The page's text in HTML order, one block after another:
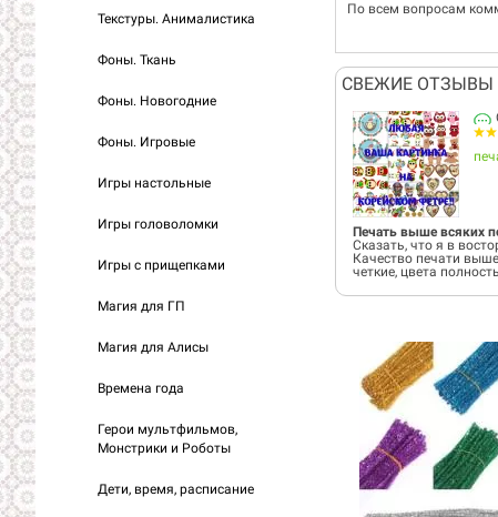
Текстуры. Анималистика
Фоны. Ткань
Фоны. Новогодние
Фоны. Игровые
Игры настольные
Игры головоломки
Игры с прищепками
Магия для ГП
Магия для Алисы
Времена года
Герои мультфильмов,
Монстрики и Роботы
Дети, время, расписание
По всем вопросам
СВЕЖИЕ ОТЗЫВЫ
Печать выше всяких
Сказать, что я в
Качество печати
четкие, цвета